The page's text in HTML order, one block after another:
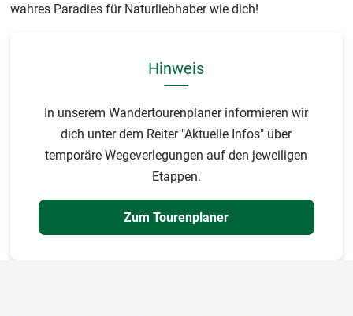
wahres Paradies für Naturliebhaber wie dich!
Hinweis
In unserem Wandertourenplaner informieren wir
dich unter dem Reiter "Aktuelle Infos" über
temporäre Wegeverlegungen auf den jeweiligen
Etappen.
Zum Tourenplaner